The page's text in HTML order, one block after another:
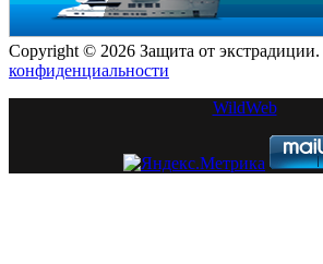
Copyright © 2026 Защита от экстрадиции.
конфиденциальности
WildWeb